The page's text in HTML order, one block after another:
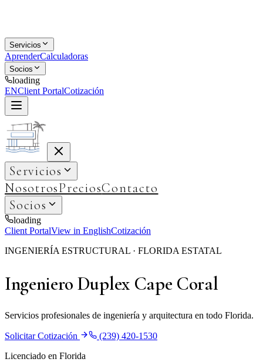
Servicios
AprenderCalculadoras
Socios
loading
ENClient PortalCotización
Servicios
NosotrosPreciosContacto
Socios
loading
Client PortalView in EnglishCotización
INGENIERÍA ESTRUCTURAL · FLORIDA ESTATAL
Ingeniero Duplex Cape Coral
Servicios profesionales de ingeniería y arquitectura en todo Florida.
Solicitar Cotización
(239) 420-1530
Licenciado en Florida